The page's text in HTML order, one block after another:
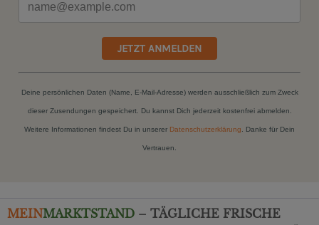
JETZT ANMELDEN
Deine persönlichen Daten (Name, E-Mail-Adresse) werden ausschließlich zum Zweck
dieser Zusendungen gespeichert. Du kannst Dich jederzeit kostenfrei abmelden.
Weitere Informationen findest Du in unserer Datenschutzerklärung . Danke für Dein
Vertrauen.
MEINMARKTSTAND – TÄGLICHE FRISCHE